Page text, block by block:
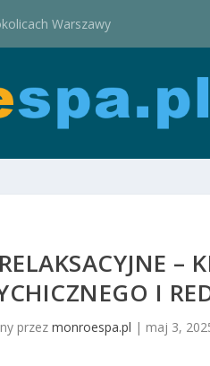
Warszawy
–
I
przezmonroespa.pl | maj 3,